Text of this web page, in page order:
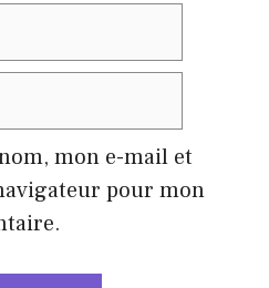
mon e-mail et
pour mon